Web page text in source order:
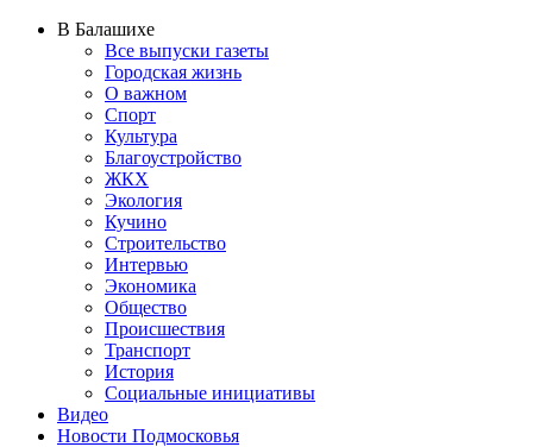
В Балашихе
Все выпуски газеты
Городская жизнь
О важном
Спорт
Культура
Благоустройство
ЖКХ
Экология
Кучино
Строительство
Интервью
Экономика
Общество
Происшествия
Транспорт
История
Социальные инициативы
Видео
Новости Подмосковья